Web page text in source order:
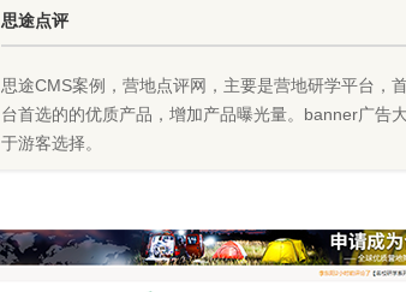
思途点评
思途CMS案例，营地点评网，主要是营地研学平台，
台首选的的优质产品，增加产品曝光量。banner广告
于游客选择。